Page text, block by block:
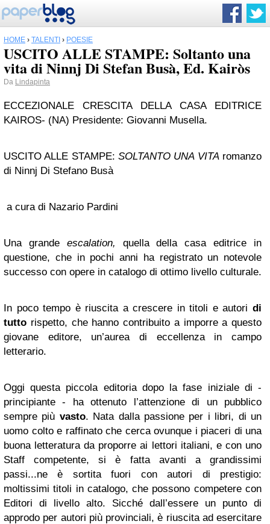
HOME › TALENTI › POESIE
USCITO ALLE STAMPE: Soltanto una
vita di Ninnj Di Stefan Busà, Ed. Kairòs
Da Lindapinta
ECCEZIONALE CRESCITA DELLA CASA EDITRICE
KAIROS- (NA) Presidente: Giovanni Musella.
USCITO ALLE STAMPE: SOLTANTO UNA VITAromanzo
di Ninnj Di Stefano Busà
a cura di Nazario Pardini
Una grande escalation, quella della casa editrice in
questione, che in pochi anni ha registrato un notevole
successo con opere in catalogo di ottimo livello culturale.
In poco tempo è riuscita a crescere in titoli e autori di
tutto rispetto, che hanno contribuito a imporre a questo
giovane editore, un’aurea di eccellenza in campo
letterario.
Oggi questa piccola editoria dopo la fase iniziale di -
principiante - ha ottenuto l’attenzione di un pubblico
sempre più vasto. Nata dalla passione per i libri, di un
uomo colto e raffinato che cerca ovunque i piaceri di una
buona letteratura da proporre ai lettori italiani, e con uno
Staff competente, si è fatta avanti a grandissimi
passi...ne è sortita fuori con autori di prestigio:
moltissimi titoli in catalogo, che possono competere con
Editori di livello alto. Sicché dall’essere un punto di
approdo per autori più provinciali, è riuscita ad esercitare